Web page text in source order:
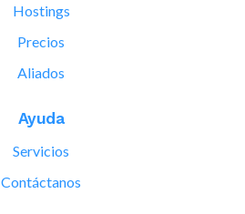
Hostings
Precios
Aliados
Ayuda
Servicios
Contáctanos